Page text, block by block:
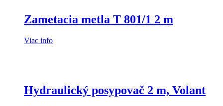
Zametacia metla T 801/1 2 m
Viac info
Hydraulický posypovač 2 m, Volant